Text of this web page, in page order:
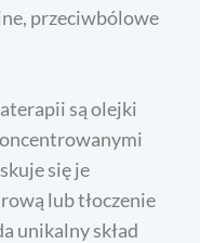
przeciwbólowe
są olejki
się je
lub tłoczenie
unikalny skład